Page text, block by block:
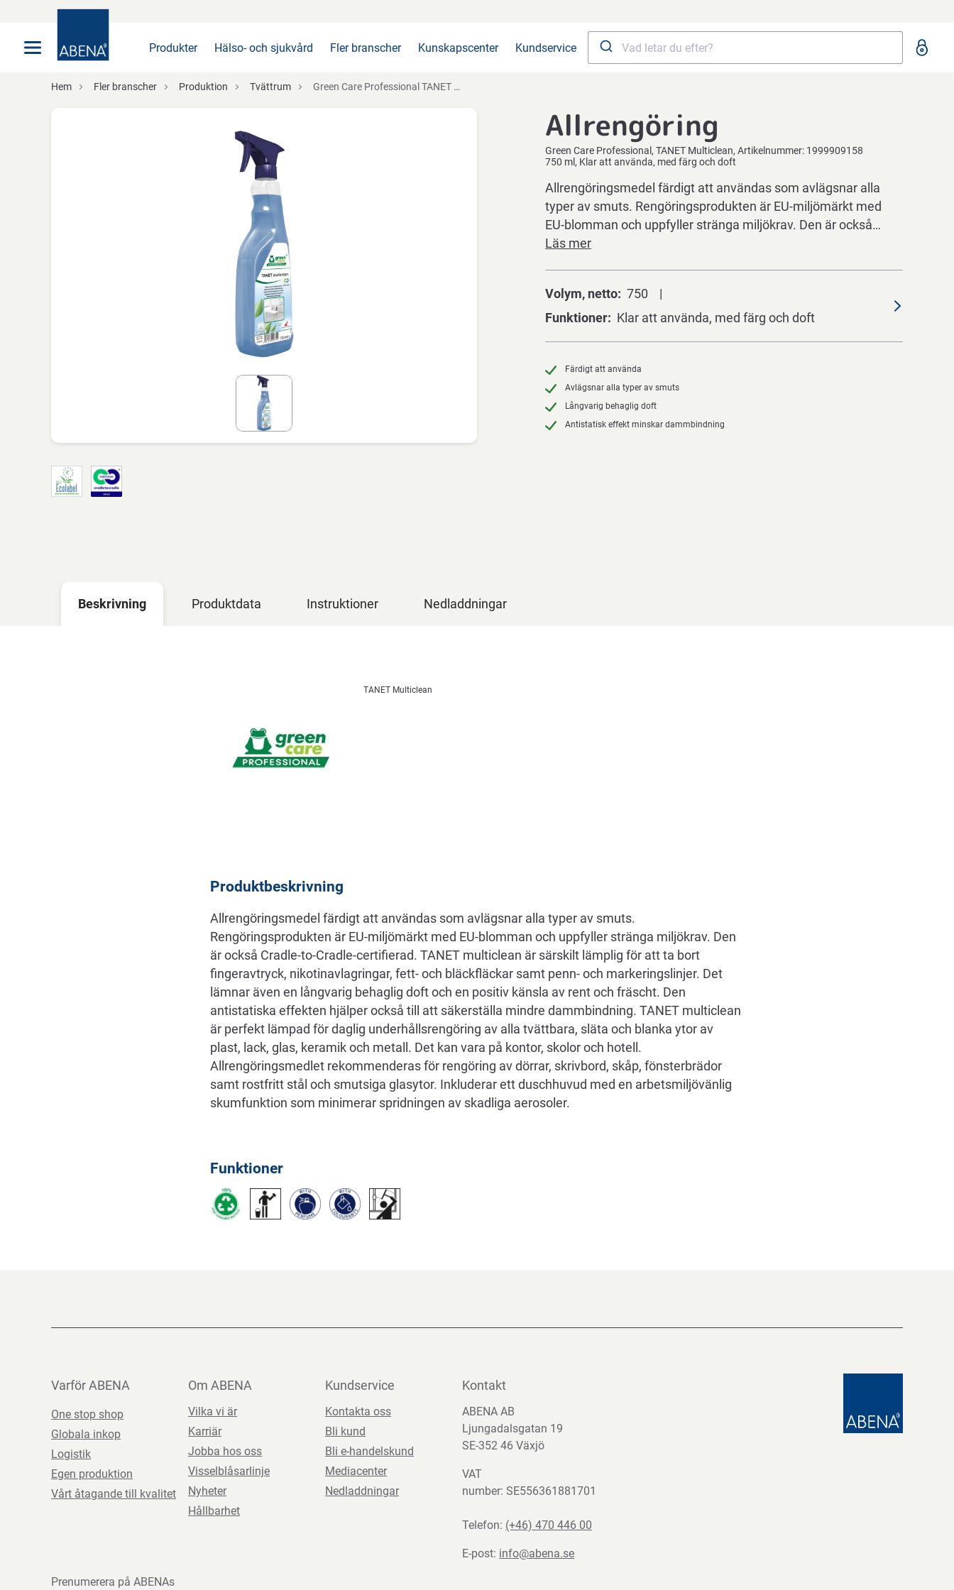
Produkter Hälso- och sjukvård Fler branscher Kunskapscenter Kundservice
Hem Fler branscher Produktion Tvättrum Green Care Professional TANET Multiclean, 750 ml, Klar att använda, med färg och doft
Allrengöring
Green Care Professional TANET Multiclean Artikelnummer: 1999909158
750 ml, Klar att använda, med färg och doft
Allrengöringsmedel färdigt att användas som avlägsnar alla
typer av smuts. Rengöringsprodukten är EU-miljömärkt med
EU-blomman och uppfyller stränga miljökrav. Den är också…
Läs mer
Volym, netto
750
Funktioner
Klar att använda, med färg och doft
Färdigt att använda
Avlägsnar alla typer av smuts
Långvarig behaglig doft
Antistatisk effekt minskar dammbindning
Beskrivning Produktdata Instruktioner Nedladdningar
TANET Multiclean
Produktbeskrivning
Allrengöringsmedel färdigt att användas som avlägsnar alla typer av smuts.
Rengöringsprodukten är EU-miljömärkt med EU-blomman och uppfyller stränga miljökrav. Den
är också Cradle-to-Cradle-certifierad. TANET multiclean är särskilt lämplig för att ta bort
fingeravtryck, nikotinavlagringar, fett- och bläckfläckar samt penn- och markeringslinjer. Det
lämnar även en långvarig behaglig doft och en positiv känsla av rent och fräscht. Den
antistatiska effekten hjälper också till att säkerställa mindre dammbindning. TANET multiclean
är perfekt lämpad för daglig underhållsrengöring av alla tvättbara, släta och blanka ytor av
plast, lack, glas, keramik och metall. Det kan vara på kontor, skolor och hotell.
Allrengöringsmedlet rekommenderas för rengöring av dörrar, skrivbord, skåp, fönsterbrädor
samt rostfritt stål och smutsiga glasytor. Inkluderar ett duschhuvud med en arbetsmiljövänlig
skumfunktion som minimerar spridningen av skadliga aerosoler.
Funktioner
Varför ABENA
One stop shop
Globala inkop
Logistik
Egen produktion
Vårt åtagande till kvalitet
Om ABENA
Vilka vi är
Karriär
Jobba hos oss
Visselblåsarlinje
Nyheter
Hållbarhet
Kundservice
Kontakta oss
Bli kund
Bli e-handelskund
Mediacenter
Nedladdningar
Kontakt
ABENA AB
Ljungadalsgatan 19
SE-352 46 Växjö
VAT
number: SE556361881701
Telefon: (+46) 470 446 00
E-post: info@abena.se
Prenumerera på ABENAs